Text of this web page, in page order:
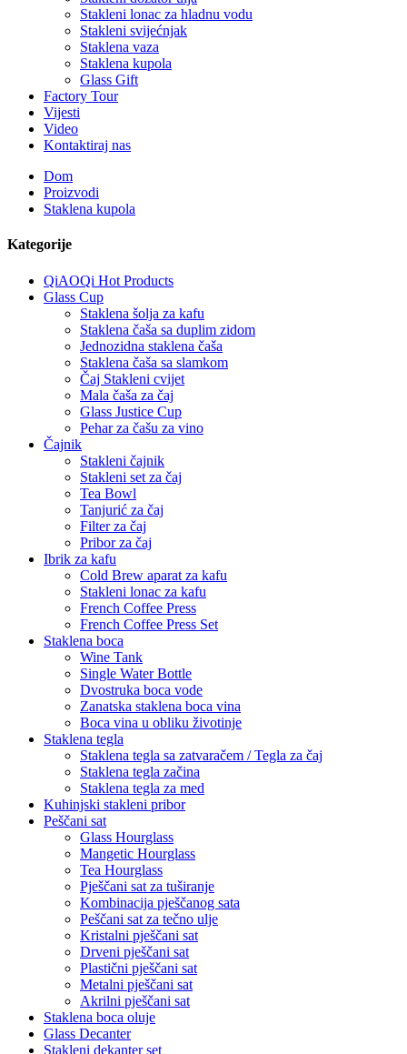
Stakleni lonac za hladnu vodu
Stakleni svijećnjak
Staklena vaza
Staklena kupola
Glass Gift
Factory Tour
Vijesti
Video
Kontaktiraj nas
Dom
Proizvodi
Staklena kupola
Kategorije
QiAOQi Hot Products
Glass Cup
Staklena šolja za kafu
Staklena čaša sa duplim zidom
Jednozidna staklena čaša
Staklena čaša sa slamkom
Čaj Stakleni cvijet
Mala čaša za čaj
Glass Justice Cup
Pehar za čašu za vino
Čajnik
Stakleni čajnik
Stakleni set za čaj
Tea Bowl
Tanjurić za čaj
Filter za čaj
Pribor za čaj
Ibrik za kafu
Cold Brew aparat za kafu
Stakleni lonac za kafu
French Coffee Press
French Coffee Press Set
Staklena boca
Wine Tank
Single Water Bottle
Dvostruka boca vode
Zanatska staklena boca vina
Boca vina u obliku životinje
Staklena tegla
Staklena tegla sa zatvaračem / Tegla za čaj
Staklena tegla začina
Staklena tegla za med
Kuhinjski stakleni pribor
Peščani sat
Glass Hourglass
Mangetic Hourglass
Tea Hourglass
Pješčani sat za tuširanje
Kombinacija pješčanog sata
Peščani sat za tečno ulje
Kristalni pješčani sat
Drveni pješčani sat
Plastični pješčani sat
Metalni pješčani sat
Akrilni pješčani sat
Staklena boca oluje
Glass Decanter
Stakleni dekanter set